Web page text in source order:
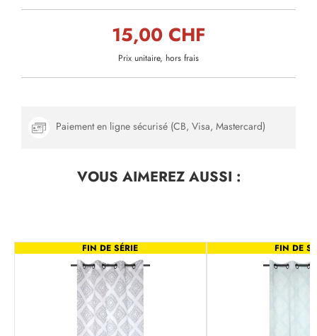
15,00 CHF
Prix unitaire, hors frais
Paiement en ligne sécurisé (CB, Visa, Mastercard)
VOUS AIMEREZAUSSI :
FIN DE SÉRIE FIN DE